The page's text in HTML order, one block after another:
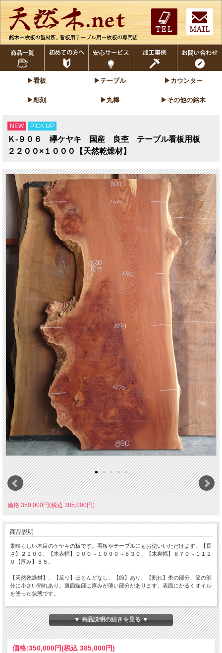
▶看板 ▶テーブル ▶カウンター
▶彫刻 ▶丸棒 ▶その他の銘木
NEW PICK UP
Ｋ-９０６ 欅ケヤキ 国産 良杢 テーブル看板用板
２２００×１０００【天然乾燥材】
価格:350,000円(税込 385,000円)
商品説明
素晴らしい木目のケヤキの板です。看板やテーブルにもお使いいただけます。【長
さ】２２００、【木表幅】９００～１０９０～８３０、【木裏幅】８７０～１１２
０【厚み】５５。
【天然乾燥材】、【反り】ほとんどなし、【節】あり、【割れ】杢の部分、節の部
分に小さい割れあり。裏面端部は厚みが薄い部分があります。表面にかるくオイル
を塗った状態です。
オモテ面電気カンナで軽く削ってます。裏面は製材のままです。詳細画像や詳細寸
法がご希望の場合、また表面仕上げ加工やテーブル、看板製作をご希望の場合はお
問い合わせよりご連絡いただけましたらお見積りさせていただきます。
▼ 商品説明の続きを見る ▼
価格:350,000円(税込 385,000円)